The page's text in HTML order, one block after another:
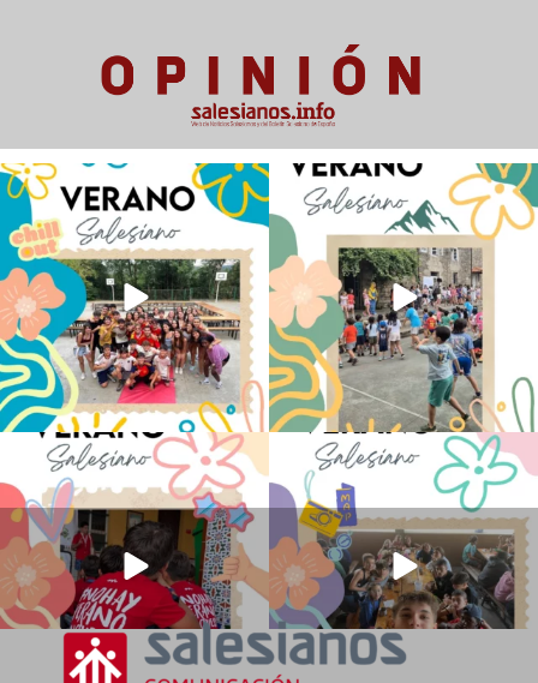
Los alumnos de 6º de Primaria, 1º y 2º
de la ESO...
145 2
La diversión y la alegría también se han
sentido...
93 0
No hay verano sin que sea Salesiano ❤️
💫 en Luz 4
...
0
viviendo la alegría en el campamento
...
2